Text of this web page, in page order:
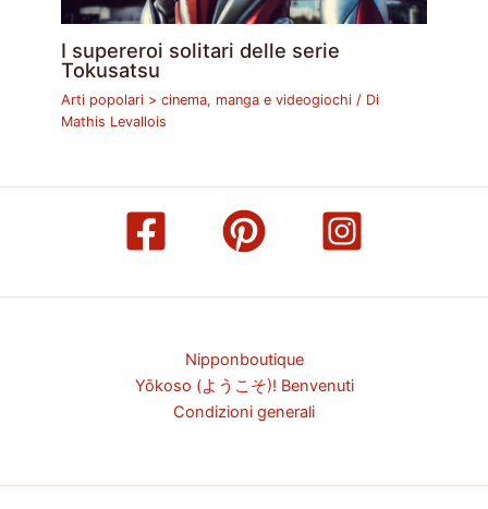
I supereroi solitari delle serie
Tokusatsu
Arti popolari > cinema, manga e videogiochi / Di
Mathis Levallois
Nipponboutique
Yōkoso (ようこそ)! Benvenuti
Condizioni generali